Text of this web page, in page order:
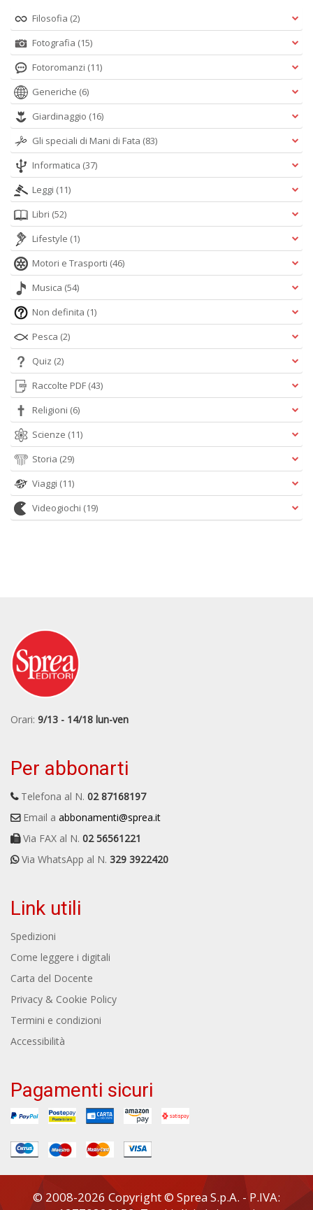
Filosofia (2)
Fotografia (15)
Fotoromanzi (11)
Generiche (6)
Giardinaggio (16)
Gli speciali di Mani di Fata (83)
Informatica (37)
Leggi (11)
Libri (52)
Lifestyle (1)
Motori e Trasporti (46)
Musica (54)
Non definita (1)
Pesca (2)
Quiz (2)
Raccolte PDF (43)
Religioni (6)
Scienze (11)
Storia (29)
Viaggi (11)
Videogiochi (19)
Orari: 9/13 - 14/18 lun-ven
Per abbonarti
Telefona al N. 02 87168197
Email a abbonamenti@sprea.it
Via FAX al N. 02 56561221
Via WhatsApp al N. 329 3922420
Link utili
Spedizioni
Come leggere i digitali
Carta del Docente
Privacy & Cookie Policy
Termini e condizioni
Accessibilità
Pagamenti sicuri
© 2008-2026 Copyright © Sprea S.p.A. - P.IVA: